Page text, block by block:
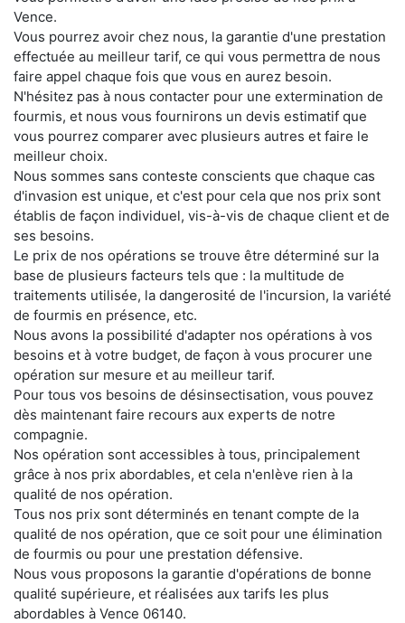
Vence.
Vous pourrez avoir chez nous, la garantie d'une prestation
effectuée au meilleur tarif, ce qui vous permettra de nous
faire appel chaque fois que vous en aurez besoin.
N'hésitez pas à nous contacter pour une extermination de
fourmis, et nous vous fournirons un devis estimatif que
vous pourrez comparer avec plusieurs autres et faire le
meilleur choix.
Nous sommes sans conteste conscients que chaque cas
d'invasion est unique, et c'est pour cela que nos prix sont
établis de façon individuel, vis-à-vis de chaque client et de
ses besoins.
Le prix de nos opérations se trouve être déterminé sur la
base de plusieurs facteurs tels que : la multitude de
traitements utilisée, la dangerosité de l'incursion, la variété
de fourmis en présence, etc.
Nous avons la possibilité d'adapter nos opérations à vos
besoins et à votre budget, de façon à vous procurer une
opération sur mesure et au meilleur tarif.
Pour tous vos besoins de désinsectisation, vous pouvez
dès maintenant faire recours aux experts de notre
compagnie.
Nos opération sont accessibles à tous, principalement
grâce à nos prix abordables, et cela n'enlève rien à la
qualité de nos opération.
Tous nos prix sont déterminés en tenant compte de la
qualité de nos opération, que ce soit pour une élimination
de fourmis ou pour une prestation défensive.
Nous vous proposons la garantie d'opérations de bonne
qualité supérieure, et réalisées aux tarifs les plus
abordables à Vence 06140.